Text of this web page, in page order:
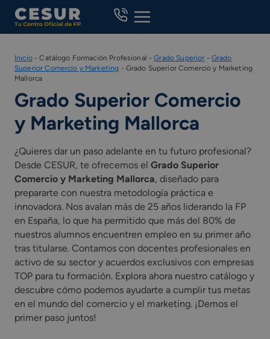
Skip
content
Inicio-Catálogo Formación Profesional -Grado Superior - Grado
Superior Comercio y Marketing - Grado Superior Comercio y Marketing
Mallorca
Grado Superior Comercio
y Marketing Mallorca
¿Quieres dar un paso adelante en tu futuro profesional?
Desde CESUR, te ofrecemos el Grado Superior
Comercio y Marketing Mallorca, diseñado para
prepararte con nuestra metodología práctica e
innovadora. Nos avalan más de 25 años liderando la FP
en España, lo que ha permitido que más del 80% de
nuestros alumnos encuentren empleo en su primer año
tras titularse. Contamos con docentes profesionales en
activo de su sector y acuerdos exclusivos con empresas
TOP para tu formación. Explora ahora nuestro catálogo y
descubre cómo podemos ayudarte a cumplir tus metas
en el mundo del comercio y el marketing. ¡Demos el
primer paso juntos!